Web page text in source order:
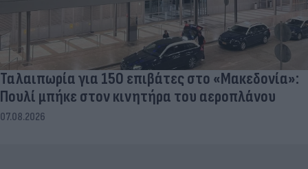
Ταλαιπωρία για 150 επιβάτες στο «Μακεδονία»:
Πουλί μπήκε στον κινητήρα του αεροπλάνου
07.08.2026